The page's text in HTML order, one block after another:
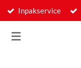
Ga
naar
Inpakservice